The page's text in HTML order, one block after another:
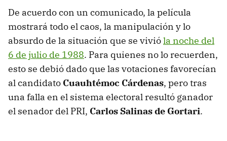
De acuerdo con un comunicado, la película
mostrará todo el caos, la manipulación y lo
absurdo de la situación que se vivióla noche del
6 de julio de 1988. Para quienes no lo recuerden,
esto se debió dado que las votaciones favorecían
al candidato Cuauhtémoc Cárdenas, pero tras
una falla en el sistema electoral resultó ganador
el senador del PRI, Carlos Salinas de Gortari.